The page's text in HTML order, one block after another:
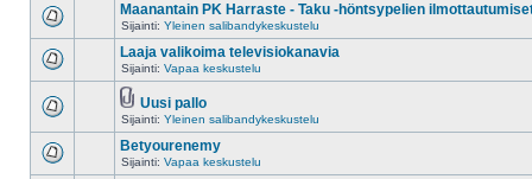
Maanantain PK Harraste - Taku -höntsypelien
Sijainti: Yleinen salibandykeskustelu
Laaja valikoima televisiokanavia
Sijainti: Vapaa keskustelu
Uusi pallo
Sijainti: Yleinen salibandykeskustelu
Betyourenemy
Sijainti: Vapaa keskustelu